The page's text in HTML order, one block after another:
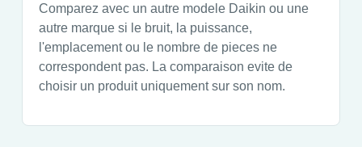
Comparez avec un autre modele Daikin ou une
autre marque si le bruit, la puissance,
l'emplacement ou le nombre de pieces ne
correspondent pas. La comparaison evite de
choisir un produit uniquement sur son nom.